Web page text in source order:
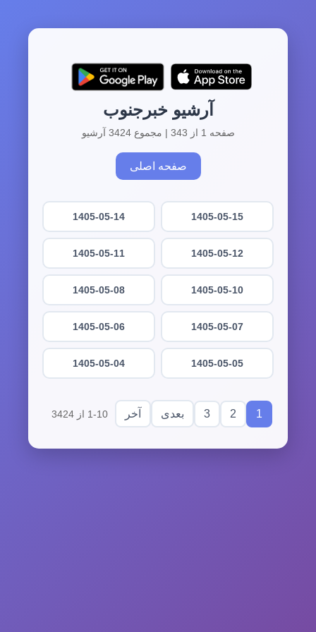
آرشیو خبرجنوب
صفحه 1 از 343 | مجموع 3424 آرشیو
صفحه اصلی
1405-05-15
1405-05-14
1405-05-12
1405-05-11
1405-05-10
1405-05-08
1405-05-07
1405-05-06
1405-05-05
1405-05-04
1
2
3 بعدی آخر 1-10 از 3424